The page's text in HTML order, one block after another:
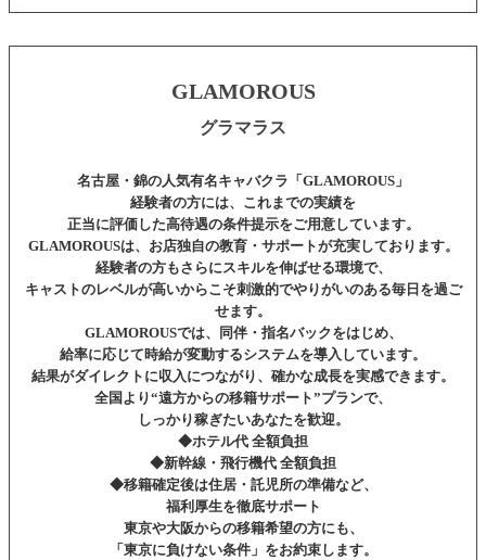
GLAMOROUS
グラマラス
名古屋・錦の人気有名キャバクラ「GLAMOROUS」
経験者の方には、これまでの実績を
正当に評価した高待遇の条件提示をご用意しています。
GLAMOROUSは、お店独自の教育・サポートが充実しております。
経験者の方もさらにスキルを伸ばせる環境で、
キャストのレベルが高いからこそ刺激的でやりがいのある毎日を過ご
せます。
GLAMOROUSでは、同伴・指名バックをはじめ、
給率に応じて時給が変動するシステムを導入しています。
結果がダイレクトに収入につながり、確かな成長を実感できます。
全国より“遠方からの移籍サポート”プランで、
しっかり稼ぎたいあなたを歓迎。
◆ホテル代 全額負担
◆新幹線・飛行機代 全額負担
◆移籍確定後は住居・託児所の準備など、
福利厚生を徹底サポート
東京や大阪からの移籍希望の方にも、
「東京に負けない条件」をお約束します。